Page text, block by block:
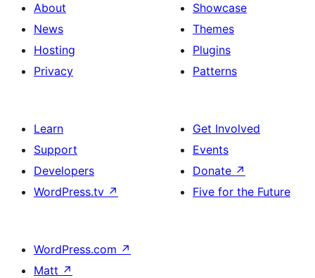
About
News
Hosting
Privacy
Showcase
Themes
Plugins
Patterns
Learn
Support
Developers
WordPress.tv ↗
Get Involved
Events
Donate ↗
Five for the Future
WordPress.com ↗
Matt ↗